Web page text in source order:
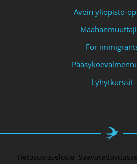
Avoin yliopisto-
For
Lyhytkurssit
Tietosuojaseloste